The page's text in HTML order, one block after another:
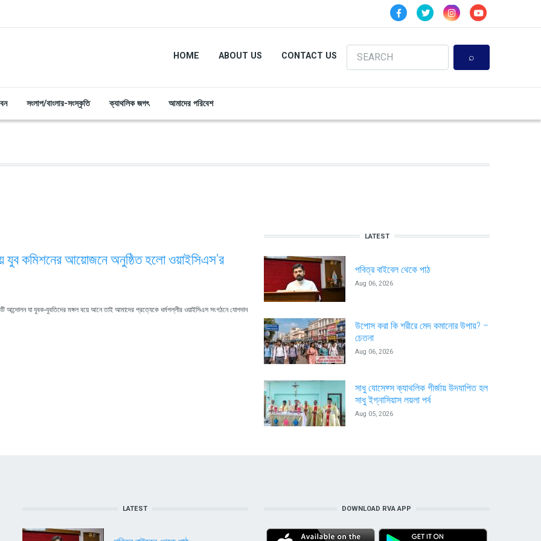
HOME ABOUT US CONTACT US Search
সংলাপ/বাংলার-সংস্কৃতি ক্যাথলিক জগৎ আমাদের পরিবেশ
যুব কমিশনের আয়োজনে অনুষ্ঠিত হলো ওয়াইসিএস’র
আন্দোলন যা যুবক-যুবতিদের মঙ্গল বয়ে আনে তাই আমাদের প্রত্যেকে ধর্মপল্লীর ওয়াইসিএস সংগঠনে যোগদান
LATEST
পবিত্র বাইবেল থেকে পাঠ
Aug 06, 2026
উপোস করা কি শরীরে মেদ কমানোর উপায়? –
চেতনা
Aug 06, 2026
সাধু যোসেফ্স ক্যাথলিক গীর্জায় উদযাপিত হল
সাধু ইগ্নাসিয়াস লয়লা পর্ব
Aug 05, 2026
LATEST DOWNLOAD RVA APP